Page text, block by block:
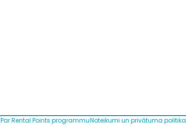
Par Rental Points programmuNoteikumi un privātuma politika